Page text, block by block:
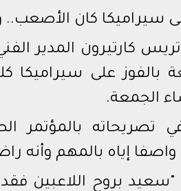
سيراميكا كان الأصعب..
كارتيرون المدير
بالفوز على سيراميكا
الجمعة.
تصريحاته بالمؤتمر
واصفا إياه بالمهم وأنه
"سعيد بروح اللاعبين